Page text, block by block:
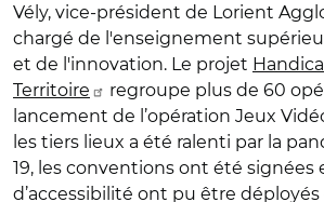
Vély, vice-président de Lorient
chargé de l'enseignement
et de l'innovation. Le projet
Territoire
regroupe plus de 60
lancement de l’opération Jeux
les tiers lieux a été ralenti par la
19, les conventions ont été signées
d’accessibilité ont pu être déployés